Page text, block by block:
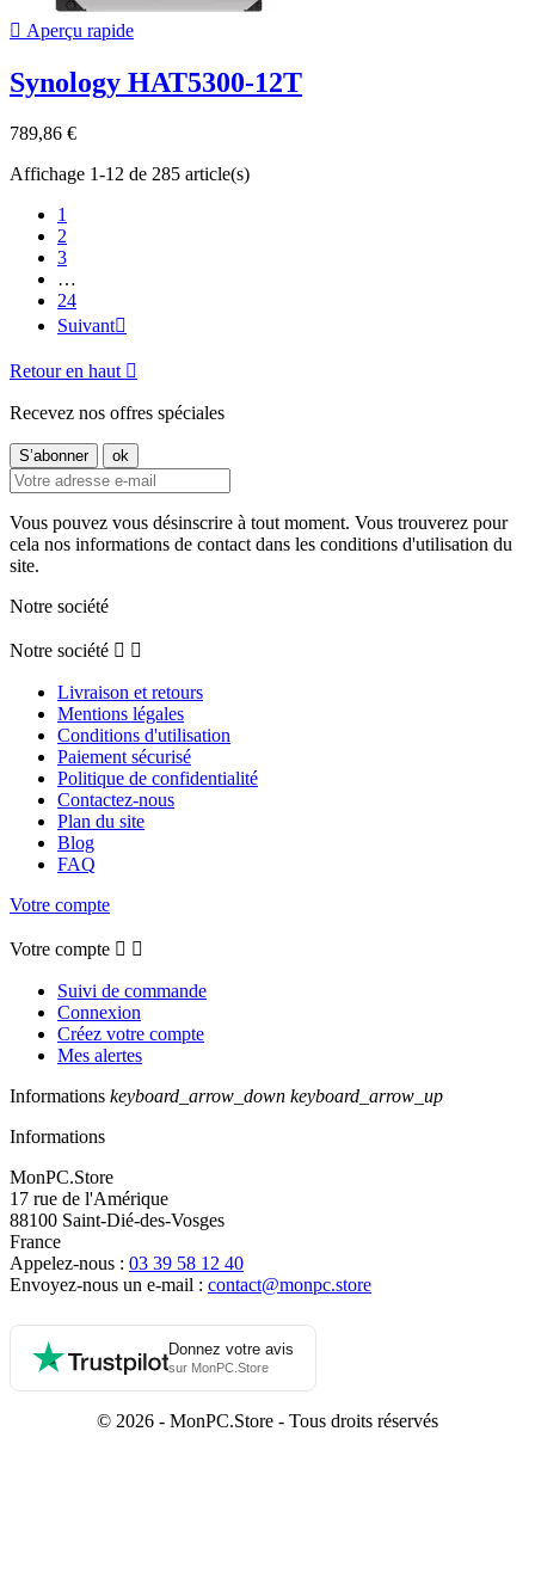
 Aperçu rapide
Synology HAT5300-12T
789,86 €
Affichage 1-12 de 285 article(s)
1
2
3
…
24
Suivant
Retour en haut 
Recevez nos offres spéciales
Vous pouvez vous désinscrire à tout moment. Vous trouverez pour
cela nos informations de contact dans les conditions d'utilisation du
site.
Notre société
Notre société  
Livraison et retours
Mentions légales
Conditions d'utilisation
Paiement sécurisé
Politique de confidentialité
Contactez-nous
Plan du site
Blog
FAQ
Votre compte
Votre compte  
Suivi de commande
Connexion
Créez votre compte
Mes alertes
Informations keyboard_arrow_down keyboard_arrow_up
Informations
MonPC.Store
17 rue de l'Amérique
88100 Saint-Dié-des-Vosges
France
Appelez-nous : 03 39 58 12 40
Envoyez-nous un e-mail : contact@monpc.store
Donnez votre avis
sur MonPC.Store
© 2026 - MonPC.Store - Tous droits réservés